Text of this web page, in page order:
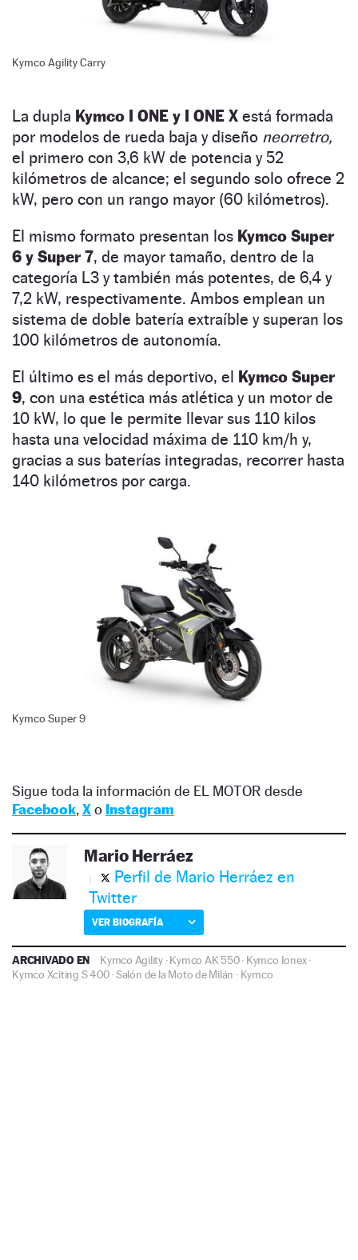
Kymco Agility Carry
La dupla Kymco I ONE y I ONE X está formada
por modelos de rueda baja y diseño neorretro,
el primero con 3,6 kW de potencia y 52
kilómetros de alcance; el segundo solo ofrece 2
kW, pero con un rango mayor (60 kilómetros).
El mismo formato presentan los Kymco Super
6 y Super 7, de mayor tamaño, dentro de la
categoría L3 y también más potentes, de 6,4 y
7,2 kW, respectivamente. Ambos emplean un
sistema de doble batería extraíble y superan los
100 kilómetros de autonomía.
El último es el más deportivo, el Kymco Super
9, con una estética más atlética y un motor de
10 kW, lo que le permite llevar sus 110 kilos
hasta una velocidad máxima de 110 km/h y,
gracias a sus baterías integradas, recorrer hasta
140 kilómetros por carga.
Kymco Super 9
Sigue toda la información de EL MOTOR desde
Facebook, Xo Instagram
Mario Herráez
Perfil de Mario Herráez en
Twitter
VER BIOGRAFÍA
ARCHIVADO EN Kymco Agility ·Kymco AK 550· Kymco Ionex·
Kymco Xciting S 400·Salón de la Moto de Milán · Kymco